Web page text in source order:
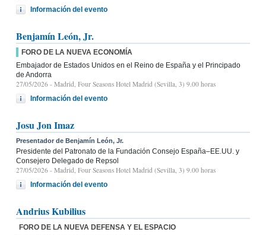
Información del evento
Benjamín León, Jr.
FORO DE LA NUEVA ECONOMÍA
Embajador de Estados Unidos en el Reino de España y el Principado
de Andorra
27/05/2026 - Madrid, Four Seasons Hotel Madrid (Sevilla, 3) 9.00 horas
Información del evento
Josu Jon Imaz
Presentador de Benjamín León, Jr.
Presidente del Patronato de la Fundación Consejo España–EE.UU. y
Consejero Delegado de Repsol
27/05/2026 - Madrid, Four Seasons Hotel Madrid (Sevilla, 3) 9.00 horas
Información del evento
Andrius Kubilius
FORO DE LA NUEVA DEFENSA Y EL ESPACIO